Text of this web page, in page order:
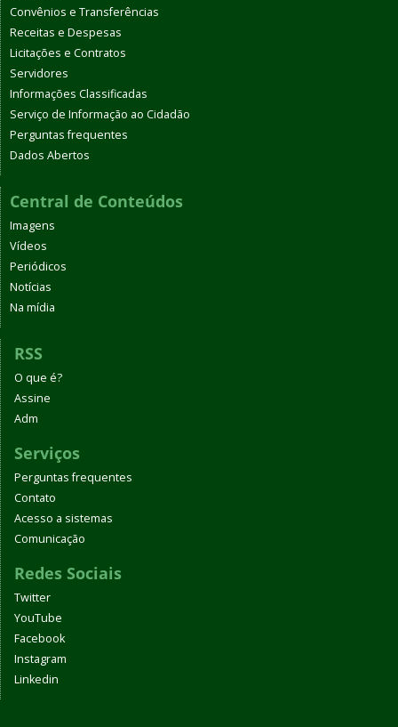
Convênios e Transferências
Receitas e Despesas
Licitações e Contratos
Servidores
Informações Classificadas
Serviço de Informação ao Cidadão
Perguntas frequentes
Dados Abertos
Central de Conteúdos
Imagens
Vídeos
Periódicos
Notícias
Na mídia
RSS
O que é?
Assine
Adm
Serviços
Perguntas frequentes
Contato
Acesso a sistemas
Comunicação
Redes Sociais
Twitter
YouTube
Facebook
Instagram
Linkedin